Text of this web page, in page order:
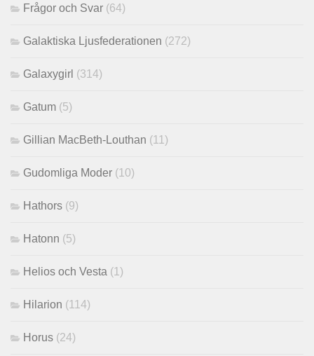
Frågor och Svar (64)
Galaktiska Ljusfederationen (272)
Galaxygirl (314)
Gatum (5)
Gillian MacBeth-Louthan (11)
Gudomliga Moder (10)
Hathors (9)
Hatonn (5)
Helios och Vesta (1)
Hilarion (114)
Horus (24)